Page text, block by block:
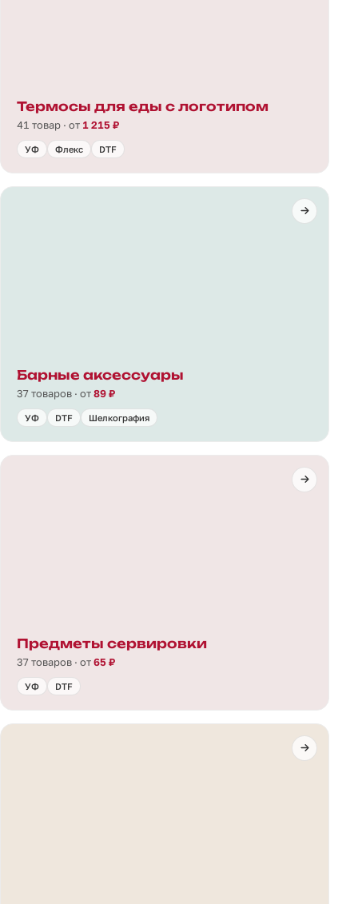
Термосы для еды с логотипом
41 товар · от 1 215 ₽
УФ Флекс DTF
Барные аксессуары
37 товаров · от89 ₽
УФ DTF Шелкография
Предметы сервировки
37 товаров · от65 ₽
УФ DTF